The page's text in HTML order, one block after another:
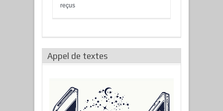
reçus
Appel de textes